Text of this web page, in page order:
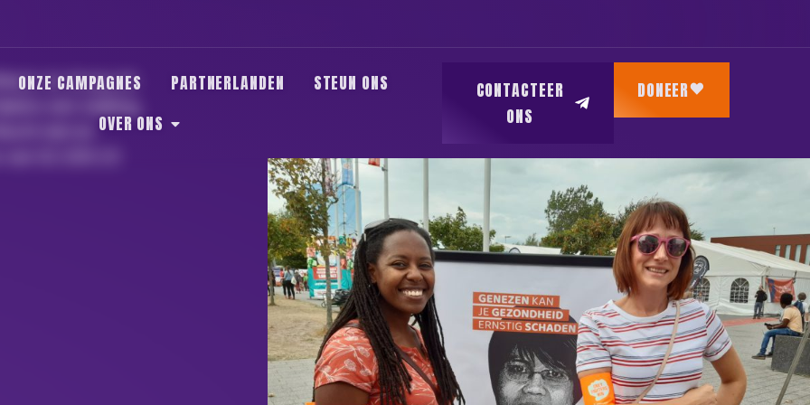
ONZE CAMPAGNES PARTNERLANDEN
STEUN ONS
OVER ONS
CONTACTEER
ONS
DONEER
en draag de
een staking,